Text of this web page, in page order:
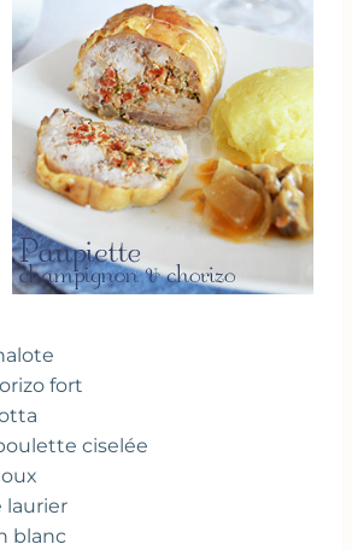
fort
ciselée
laurier
blanc